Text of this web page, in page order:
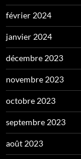
février 2024
janvier 2024
décembre 2023
novembre 2023
octobre 2023
septembre 2023
août 2023